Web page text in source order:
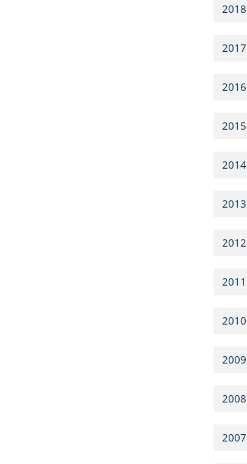
2018
2017
2016
2015
2014
2013
2012
2011
2010
2009
2008
2007